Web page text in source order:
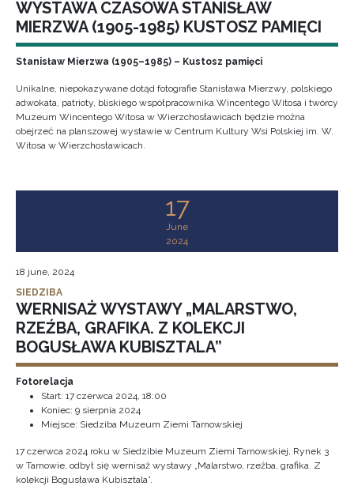
WYSTAWA CZASOWA STANISŁAW
MIERZWA (1905-1985) KUSTOSZ PAMIĘCI
Stanisław Mierzwa (1905–1985) – Kustosz pamięci
Unikalne, niepokazywane dotąd fotografie Stanisława Mierzwy, polskiego
adwokata, patrioty, bliskiego współpracownika Wincentego Witosa i twórcy
Muzeum Wincentego Witosa w Wierzchosławicach będzie można
obejrzeć na planszowej wystawie w Centrum Kultury Wsi Polskiej im. W.
Witosa w Wierzchosławicach.
17
June
2024
18 june, 2024
SIEDZIBA
WERNISAŻ WYSTAWY „MALARSTWO,
RZEŹBA, GRAFIKA. Z KOLEKCJI
BOGUSŁAWA KUBISZTALA”
Fotorelacja
Start: 17 czerwca 2024, 18:00
Koniec: 9 sierpnia 2024
Miejsce: Siedziba Muzeum Ziemi Tarnowskiej
17 czerwca 2024 roku w Siedzibie Muzeum Ziemi Tarnowskiej, Rynek 3
w Tarnowie, odbył się wernisaż wystawy „Malarstwo, rzeźba, grafika. Z
kolekcji Bogusława Kubisztala”.